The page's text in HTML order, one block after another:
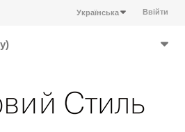
Ввійти
Українська